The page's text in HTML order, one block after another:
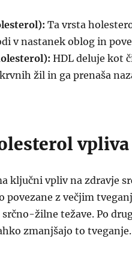
Ta vrsta
v nastanek oblog in
HDL deluje kot
žil in ga prenaša
vpliva
ključni vpliv na zdravje
povezane z večjim
žilne težave. Po
zmanjšajo to tveganje.